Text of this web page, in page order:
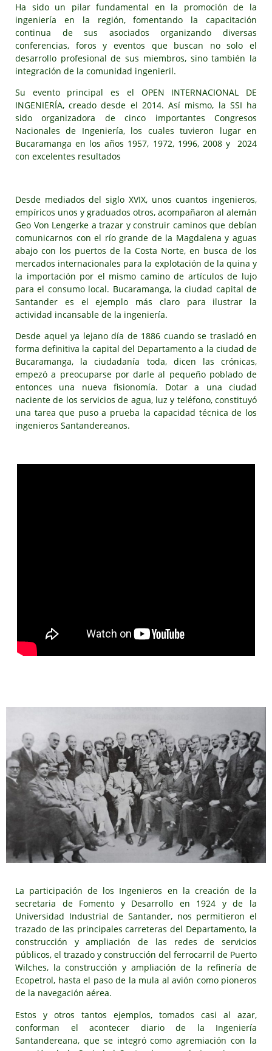
Ha sido un pilar fundamental en la promoción de la
ingeniería en la región, fomentando la capacitación
continua de sus asociados organizando diversas
conferencias, foros y eventos que buscan no solo el
desarrollo profesional de sus miembros, sino también la
integración de la comunidad ingenieril.
Su evento principal es el OPEN INTERNACIONAL DE
INGENIERÍA, creado desde el 2014. Así mismo, la SSI ha
sido organizadora de cinco importantes Congresos
Nacionales de Ingeniería, los cuales tuvieron lugar en
Bucaramanga en los años 1957, 1972, 1996, 2008 y 2024
con excelentes resultados
Desde mediados del siglo XVIX, unos cuantos ingenieros,
empíricos unos y graduados otros, acompañaron al alemán
Geo Von Lengerke a trazar y construir caminos que debían
comunicarnos con el río grande de la Magdalena y aguas
abajo con los puertos de la Costa Norte, en busca de los
mercados internacionales para la explotación de la quina y
la importación por el mismo camino de artículos de lujo
para el consumo local. Bucaramanga, la ciudad capital de
Santander es el ejemplo más claro para ilustrar la
actividad incansable de la ingeniería.
Desde aquel ya lejano día de 1886 cuando se trasladó en
forma definitiva la capital del Departamento a la ciudad de
Bucaramanga, la ciudadanía toda, dicen las crónicas,
empezó a preocuparse por darle al pequeño poblado de
entonces una nueva fisionomía. Dotar a una ciudad
naciente de los servicios de agua, luz y teléfono, constituyó
una tarea que puso a prueba la capacidad técnica de los
ingenieros Santandereanos.
La participación de los Ingenieros en la creación de la
secretaria de Fomento y Desarrollo en 1924 y de la
Universidad Industrial de Santander, nos permitieron el
trazado de las principales carreteras del Departamento, la
construcción y ampliación de las redes de servicios
públicos, el trazado y construcción del ferrocarril de Puerto
Wilches, la construcción y ampliación de la refinería de
Ecopetrol, hasta el paso de la mula al avión como pioneros
de la navegación aérea.
Estos y otros tantos ejemplos, tomados casi al azar,
conforman el acontecer diario de la Ingeniería
Santandereana, que se integró como agremiación con la